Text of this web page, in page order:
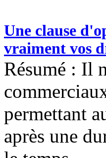
Une clause
vraiment vos
Résumé : Il
permettant
après une